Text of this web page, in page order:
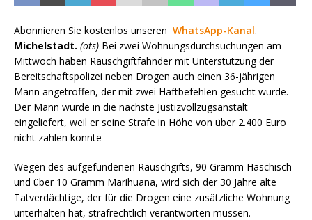
Abonnieren Sie kostenlos unseren WhatsApp-Kanal.
Michelstadt. (ots) Bei zwei Wohnungsdurchsuchungen am
Mittwoch haben Rauschgiftfahnder mit Unterstützung der
Bereitschaftspolizei neben Drogen auch einen 36-jährigen
Mann angetroffen, der mit zwei Haftbefehlen gesucht wurde.
Der Mann wurde in die nächste Justizvollzugsanstalt
eingeliefert, weil er seine Strafe in Höhe von über 2.400 Euro
nicht zahlen konnte
Wegen des aufgefundenen Rauschgifts, 90 Gramm Haschisch
und über 10 Gramm Marihuana, wird sich der 30 Jahre alte
Tatverdächtige, der für die Drogen eine zusätzliche Wohnung
unterhalten hat, strafrechtlich verantworten müssen.